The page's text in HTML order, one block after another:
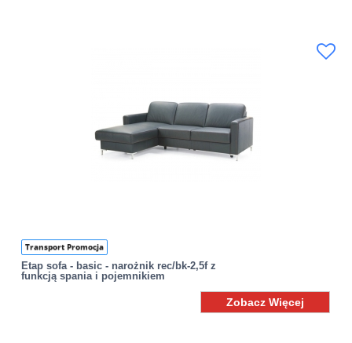
Transport Promocja
Etap sofa - basic - narożnik rec/bk-2,5f z
funkcją spania i pojemnikiem
Zobacz Więcej